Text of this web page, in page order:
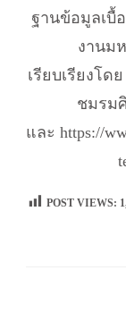
ฐานข้อมูลเบื้
งานม
เรียบเรียงโด
ชมรม
และ https://
POST VIEWS: